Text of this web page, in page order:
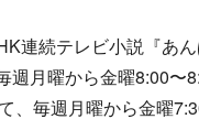
連続テレビ小説『あん
週月曜から金曜8:00〜
、毎週月曜から金曜